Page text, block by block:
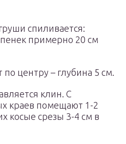
спиливается:
примерно 20 см
центру – глубина 5 см.
клин. С
краев помещают 1-2
косые срезы 3-4 см в